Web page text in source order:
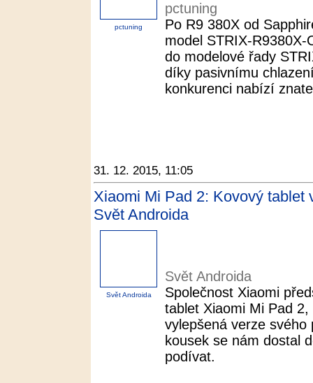
pctuning
pctuning
Po R9 380X od
model STRIX-
do modelové řady
díky pasivnímu
konkurenci nabízí
31. 12. 2015, 11:05
Xiaomi Mi Pad 2: Kovový tablet
Svět Androida
Svět Androida
Svět Androida
Společnost Xiaomi
tablet Xiaomi Mi Pad
vylepšená verze svého
kousek se nám dostal
podívat.